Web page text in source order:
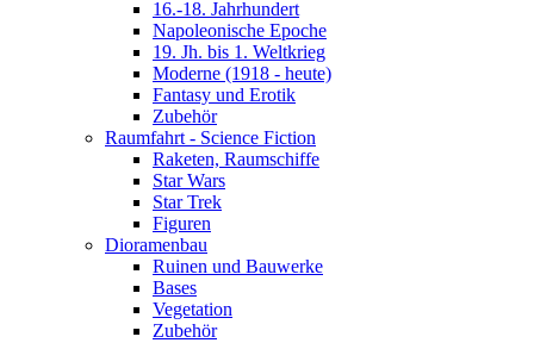
16.-18. Jahrhundert
Napoleonische Epoche
19. Jh. bis 1. Weltkrieg
Moderne (1918 - heute)
Fantasy und Erotik
Zubehör
Raumfahrt - Science Fiction
Raketen, Raumschiffe
Star Wars
Star Trek
Figuren
Dioramenbau
Ruinen und Bauwerke
Bases
Vegetation
Zubehör